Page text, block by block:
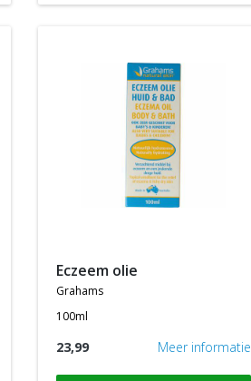
eczeem olie
grahams
100ml
23,99 Meer informatie